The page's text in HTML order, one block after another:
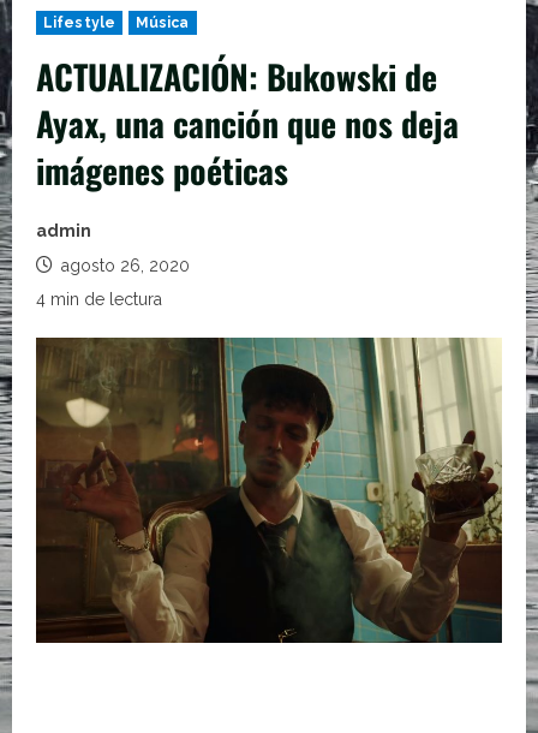
Lifestyle Música
ACTUALIZACIÓN: Bukowski de
Ayax, una canción que nos deja
imágenes poéticas
admin
agosto 26, 2020
4 min de lectura